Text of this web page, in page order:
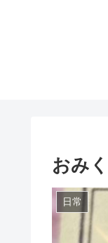
おみ
日常